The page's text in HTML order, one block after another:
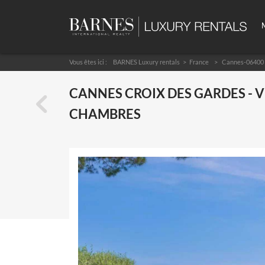
Vous êtes ici : BARNES Luxury rentals France Cannes-06400
CANNES CROIX DES GARDES -
CHAMBRES